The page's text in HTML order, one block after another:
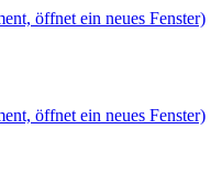
öffnet ein neues Fenster)
öffnet ein neues Fenster)